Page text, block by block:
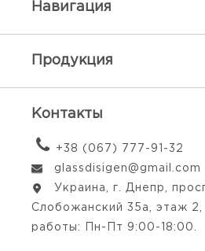
Навигация
Продукция
Контакты
+38 (067) 777-91-32
glassdisigen@gmail.com
Украина, г. Днепр,
Слобожанский 35а, этаж
работы: Пн-Пт 9:00-18:00.